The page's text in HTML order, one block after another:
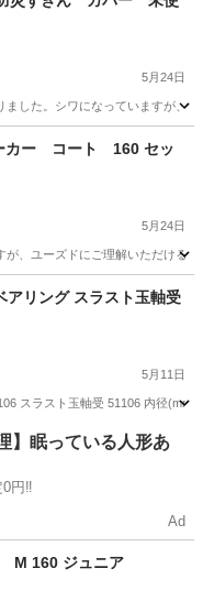
5月24日
した。シワになっていますが、
頭巾ー コート 160 セッ
5月24日
が、ユーズドにご理解いただ
TIG
リング スラスト玉軸受
5月11日
スラスト玉軸受 51106 内径
】眠っている人形あ
円‼️
Ad
M 160 ジュニア